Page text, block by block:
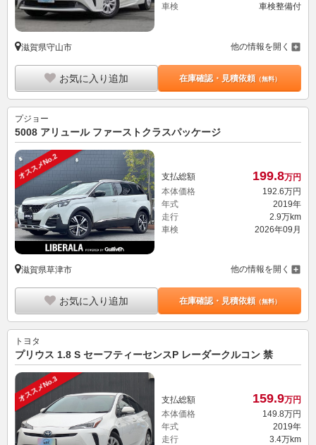
車検
車検整備付
滋賀県守山市 他の情報を開く
お気に入り追加 在庫確認・見積依頼（無料）
プジョー
5008 アリュール ファーストクラスパッケージ
オススメNo.2 支払総額 199.8万円
本体価格
192. 6万円
年式
2019年
走行
2.9万km
車検
2026年09月
滋賀県草津市 他の情報を開く
お気に入り追加 在庫確認・見積依頼（無料）
トヨタ
プリウス 1.8 S セーフティーセンスP レーダークルコン 禁
オススメNo.3 支払総額 159.9万円
本体価格
149.8万円
年式
2019年
走行
3.4万km